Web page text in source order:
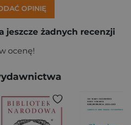
OPINIĘ
jeszcze żadnych recenzji
ocenę!